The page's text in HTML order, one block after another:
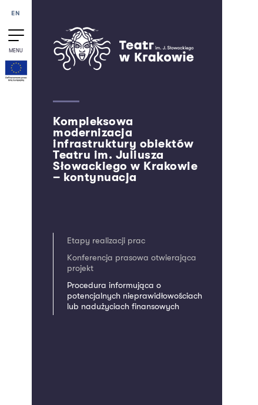
EN
MENU
Kompleksowa
modernizacja
infrastruktury obiektów
Teatru im. Juliusza
Słowackiego w Krakowie
– kontynuacja
Etapy realizacji prac
Konferencja prasowa otwierająca
projekt
Procedura informująca o
potencjalnych nieprawidłowościach
lub nadużyciach finansowych